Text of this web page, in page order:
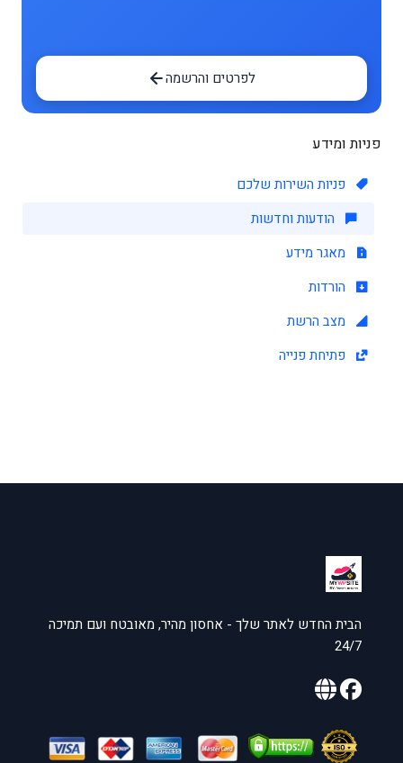
לפרטים והרשמה
פניות ומידע
פניות השירות שלכם
הודעות וחדשות
מאגר מידע
הורדות
מצב הרשת
פתיחת פנייה
הבית החדש לאתר שלך - אחסון מהיר, מאובטח ועם תמיכה
24/7